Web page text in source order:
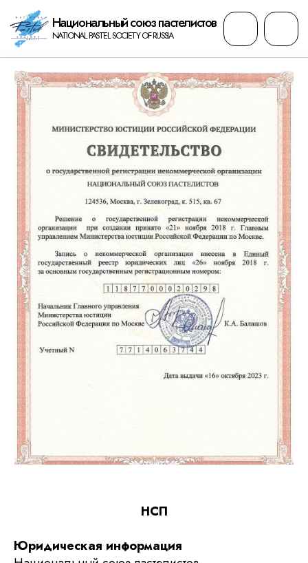
Национальный cоюз пастелистов
NATIONAL PASTEL SOCIETY OF RUSSIA
НСП
Юридическая информация